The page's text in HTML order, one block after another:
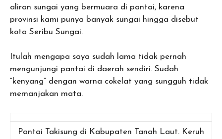
aliran sungai yang bermuara di pantai, karena
provinsi kami punya banyak sungai hingga disebut
kota Seribu Sungai.
Itulah mengapa saya sudah lama tidak pernah
mengunjungi pantai di daerah sendiri. Sudah
“kenyang” dengan warna cokelat yang sungguh tidak
memanjakan mata.
Pantai Takisung di Kabupaten Tanah Laut. Keruh